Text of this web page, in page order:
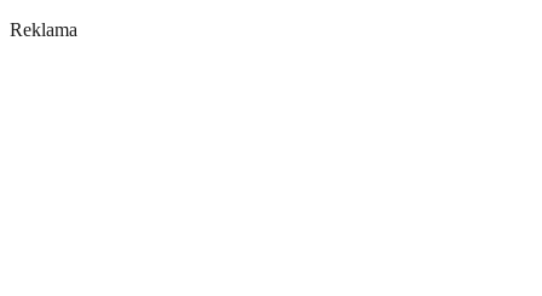
Reklama